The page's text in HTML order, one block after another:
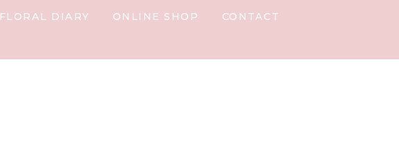
FLORAL DIARY ONLINE SHOP CONTACT